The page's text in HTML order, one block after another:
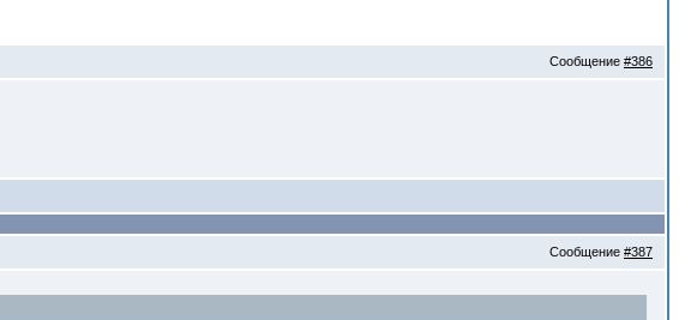
Сообщение #386
Сообщение #387